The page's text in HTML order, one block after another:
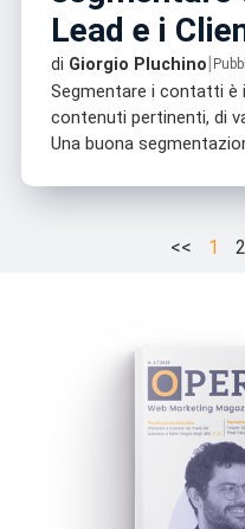
Lead e i
di Giorgio Pluchino
Segmentare i contatti è
contenuti pertinenti, di
Una buona
<< 1 2